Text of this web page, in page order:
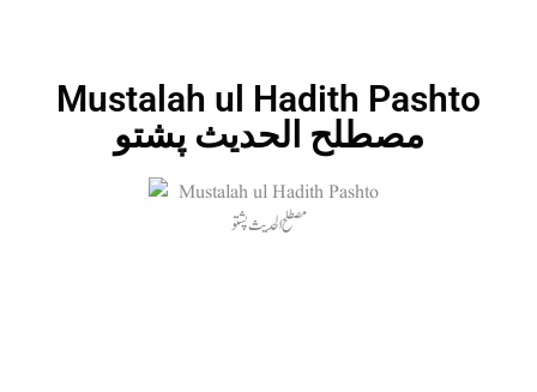
Mustalah ul Hadith Pashto
مصطلح الحدیث پشتو